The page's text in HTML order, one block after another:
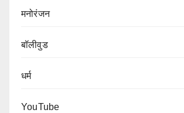
मनोरंजन
बॉलीवुड
धर्म
YouTube